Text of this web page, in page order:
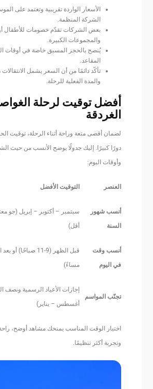
الأسعار الواردة تقريبية وتعتمد على
الشركة المنظمة.
بعض الشركات تقدّم خصومات للأطفال أو
والمجموعات الكبيرة.
يُنصح بالحجز المسبق خاصة في أوقات
المقاعد.
تأكّد دائمًا من أن السعر يشمل الانتقالات
والمدة الفعلية للرحلة.
أفضل توقيت لرحلة
الغردقة
لضمان أقصى متعة وراحة أثناء الرحلة، توقيت
دورًا كبيرًا. إليك جدولًا يوضح الأنسب من حيث
وأوقات اليوم:
العنصر التوقيت الأفضل
أنسب شهور
السنة
سبتمبر – أكتوبر – إبريل (جو
أقل)
أنسب وقت
في اليوم
مساءً)
تجنّب المواسم
إجازات الأعياد الرسمية ونصف
أغسطس – يناير)
اختيار الوقت المناسب يمنحك مشاهد أوضح، راحة
وتجربة أكثر تنظيمًا.